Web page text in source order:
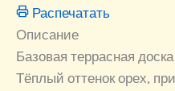
Распечатать
Описание
Базовая террасная
Тёплый оттенок орех,